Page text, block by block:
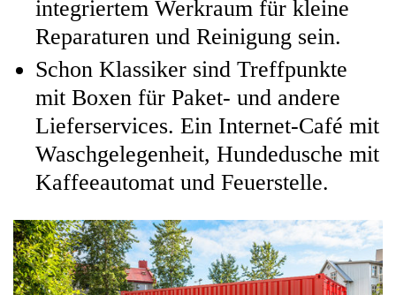
integriertem Werkraum für kleine
Reparaturen und Reinigung sein.
Schon Klassiker sind Treffpunkte
mit Boxen für Paket- und andere
Lieferservices. Ein Internet-Café mit
Waschgelegenheit, Hundedusche mit
Kaffeeautomat und Feuerstelle.